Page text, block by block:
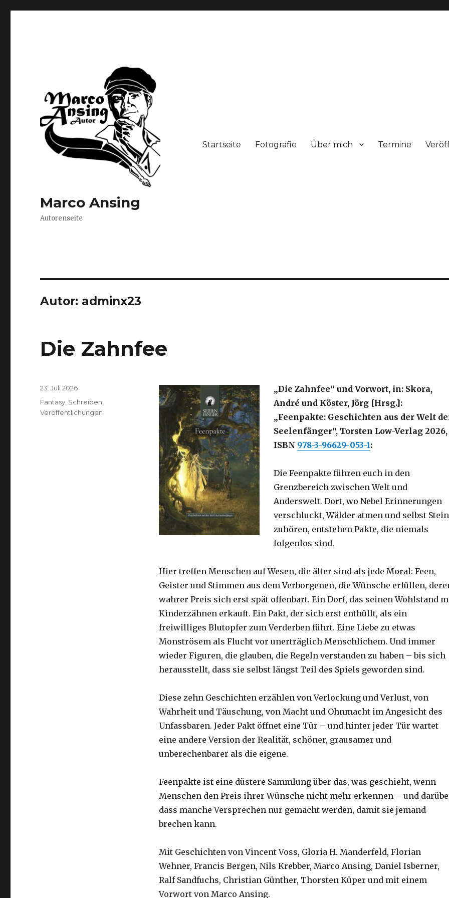
Marco Ansing
Autorenseite
Startseite Fotografie Über mich Termine
Autor: adminx23
Die Zahnfee
„Die Zahnfee“ und Vorwort, in: Skora,
André und Köster, Jörg [Hrsg.]:
„Feenpakte: Geschichten aus der Welt
Seelenfänger“, Torsten Low-Verlag 2026,
ISBN 978-3-96629-053-1:
Die Feenpakte führen euch in den
Grenzbereich zwischen Welt und
Anderswelt. Dort, wo Nebel Erinnerungen
verschluckt, Wälder atmen und selbst
zuhören, entstehen Pakte, die niemals
folgenlos sind.
Hier treffen Menschen auf Wesen, die älter sind als jede Moral: Feen,
Geister und Stimmen aus dem Verborgenen, die Wünsche erfüllen,
wahrer Preis sich erst spät offenbart. Ein Dorf, das seinen Wohlstand
Kinderzähnen erkauft. Ein Pakt, der sich erst enthüllt, als ein
freiwilliges Blutopfer zum Verderben führt. Eine Liebe zu etwas
Monströsem als Flucht vor unerträglich Menschlichem. Und immer
wieder Figuren, die glauben, die Regeln verstanden zu haben – bis sich
herausstellt, dass sie selbst längst Teil des Spiels geworden sind.
Diese zehn Geschichten erzählen von Verlockung und Verlust, von
Wahrheit und Täuschung, von Macht und Ohnmacht im Angesicht des
Unfassbaren. Jeder Pakt öffnet eine Tür – und hinter jeder Tür wartet
eine andere Version der Realität, schöner, grausamer und
unberechenbarer als die eigene.
Feenpakte ist eine düstere Sammlung über das, was geschieht, wenn
Menschen den Preis ihrer Wünsche nicht mehr erkennen – und
dass manche Versprechen nur gemacht werden, damit sie jemand
brechen kann.
Mit Geschichten von Vincent Voss, Gloria H. Manderfeld, Florian
Wehner, Francis Bergen, Nils Krebber, Marco Ansing, Daniel Isberner,
Ralf Sandfuchs, Christian Günther, Thorsten Küper und mit einem
Vorwort von Marco Ansing.
Veröffentlicht
23. Juli 2026
Kategorien
Fantasy Schreiben
Veröffentlichungen